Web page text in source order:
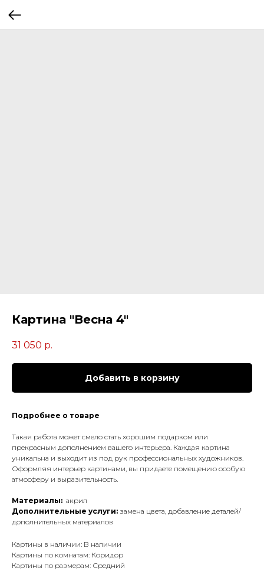
Картина "Весна 4"
31 050 р.
Добавить в корзину
Подробнее о товаре
Такая работа может смело стать хорошим подарком или
прекрасным дополнением вашего интерьера. Каждая картина
уникальна и выходит из под рук профессиональных художников.
Оформляя интерьер картинами, вы придаете помещению особую
атмосферу и выразительность.
Материалы: акрил
Дополнительные услуги: замена цвета, добавление деталей/
дополнительных материалов
Картины в наличии: В наличии
Картины по комнатам: Коридор
Картины по размерам: Средний